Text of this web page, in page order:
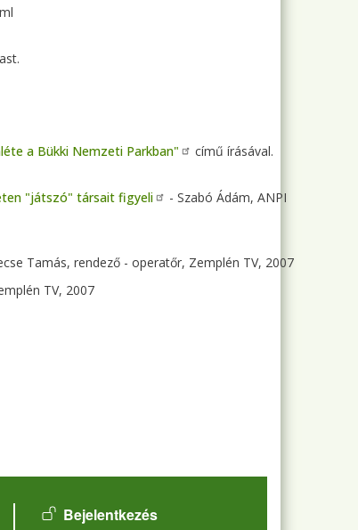
a Bükki Nemzeti Parkban"
című írásával.
"játszó" társait figyeli
- Szabó Ádám, ANPI
Tamás, rendező - operatőr, Zemplén TV, 2007
TV, 2007
User account menu
Bejelentkezés